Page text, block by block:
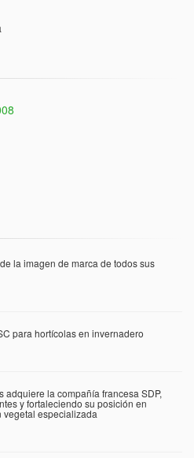
la imagen de marca de todos sus
para hortícolas en invernadero
adquiere la compañía francesa SDP,
y fortaleciendo su posición en
vegetal especializada